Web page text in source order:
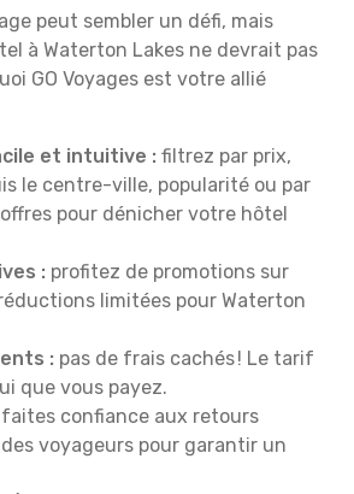
peut sembler un défi, mais
à Waterton Lakes ne devrait pas
GO Voyages est votre allié
et intuitive : filtrez par prix,
le centre-ville, popularité ou par
pour dénicher votre hôtel
: profitez de promotions sur
limitées pour Waterton
: pas de frais cachés ! Le tarif
que vous payez.
faites confiance aux retours
voyageurs pour garantir un